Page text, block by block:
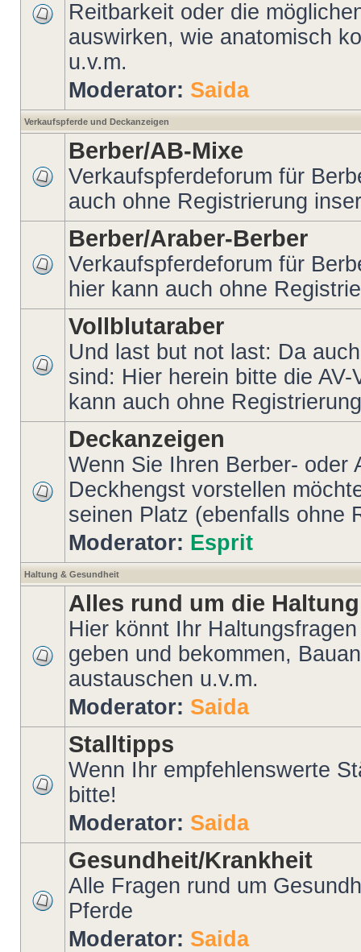
Reitbarkeit oder die
auswirken, wie anatomisch
u.v.m.
Moderator: Saida
Verkaufspferde und Deckanzeigen
Berber/AB-Mixe
Verkaufspferdeforum für
auch ohne Registrierung
Berber/Araber-Berber
Verkaufspferdeforum für
hier kann auch ohne
Vollblutaraber
Und last but not last: Da
sind: Hier herein bitte die
kann auch ohne
Deckanzeigen
Wenn Sie Ihren Berber- oder
Deckhengst vorstellen
seinen Platz (ebenfalls ohne
Moderator: Esprit
Haltung & Gesundheit
Alles rund um die
Hier könnt Ihr
geben und bekommen,
austauschen u.v.m.
Moderator: Saida
Stalltipps
Wenn Ihr empfehlenswerte
bitte!
Moderator: Saida
Gesundheit/Krankheit
Alle Fragen rund um
Pferde
Moderator: Saida